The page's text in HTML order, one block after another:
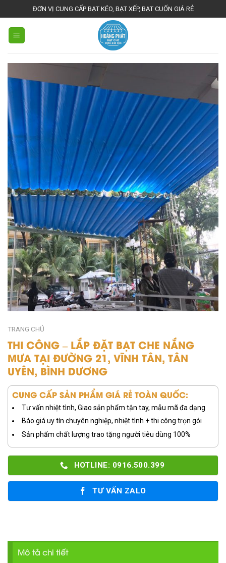
to
content
ĐƠN VỊ CUNG CẤP BẠT KÉO, BẠT XẾP, BẠT CUỐN GIÁ RẺ
TRANG CHỦ
THI CÔNG – LẮP ĐẶT BẠT CHE NẮNG
MƯA TẠI ĐƯỜNG 21, VĨNH TÂN, TÂN
UYÊN, BÌNH DƯƠNG
CUNG CẤP SẢN PHẨM GIÁ RẺ TOÀN QUỐC:
Tư vấn nhiệt tình, Giao sản phẩm tận tay, mẫu mã đa dạng
Báo giá uy tín chuyên nghiệp, nhiệt tình + thi công trọn gói
Sản phẩm chất lượng trao tặng người tiêu dùng 100%
HOTLINE: 0916.500.399
TƯ VẤN ZALO
Mô tả chi tiết